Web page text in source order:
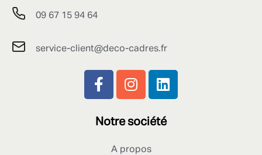
09 67 15 94 64
service-client@deco-cadres.fr
Notre société
A propos